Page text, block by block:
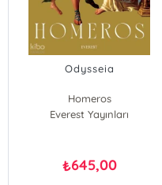
Odysseia
Homeros
Everest Yayınları
₺645,00